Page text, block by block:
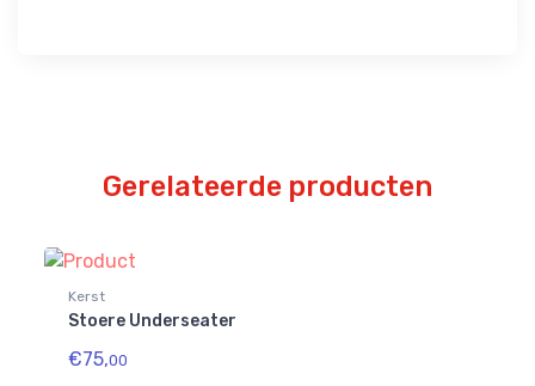
Gerelateerde producten
Kerst
Stoere Underseater
€75,00